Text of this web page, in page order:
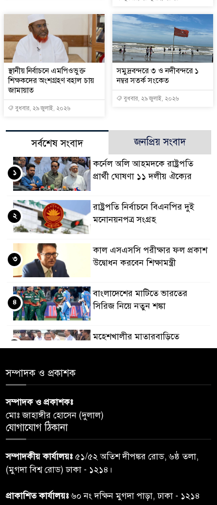
স্থানীয় নির্বাচনে এমপিওভুক্ত
শিক্ষকদের অংশগ্রহণ বহাল চায়
জামায়াত
বুধবার, ২৯ জুলাই, ২০২৬
সমুদ্রবন্দরে ৩ ও নদীবন্দরে ১
নম্বর সতর্ক সংকেত
বুধবার, ২৯ জুলাই, ২০২৬
সর্বশেষ সংবাদ জনপ্রিয় সংবাদ
কর্নেল অলি আহমদকে রাষ্ট্রপতি
প্রার্থী ঘোষণা ১১ দলীয় ঐক্যের
১
রাষ্ট্রপতি নির্বাচনে বিএনপির দুই
মনোনয়নপত্র সংগ্রহ
২
কাল এসএসসি পরীক্ষার ফল প্রকাশ
উদ্বোধন করবেন শিক্ষামন্ত্রী
৩
বাংলাদেশের মাটিতে ভারতের
সিরিজ নিয়ে নতুন শঙ্কা
৪
মহেশখালীর মাতারবাড়িতে
পৌঁছেছেন প্রধানমন্ত্রী
গাজার ধ্বংসস্তূপে মিলল আরও ১৯
৭
কুলাউড়া সীমান্তে বিএসএফের
৮
সম্পাদক ও প্রকাশক
সম্পাদক ও প্রকাশকঃ
মোঃ জাহাঙ্গীর হোসেন (দুলাল)
যোগাযোগ ঠিকানা
সম্পাদকীয় কার্যালয়ঃ ৫১/৫২ অতিশ দীপঙ্কর রোড, ৬ষ্ঠ তলা,
(মুগদা বিশ্ব রোড) ঢাকা - ১২১৪।
প্রাকাশিত কার্যালয়ঃ৬০ নং দক্ষিন মুগদা পাড়া, ঢাকা - ১২১৪